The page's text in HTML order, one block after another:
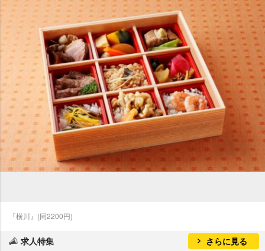
『横川』(同2200円)
求人特集 さらに見る